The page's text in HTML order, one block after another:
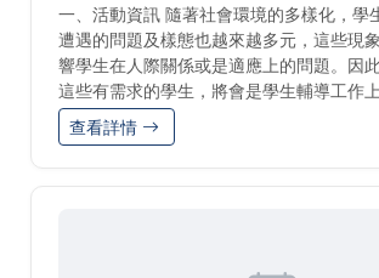
一、活動資訊 隨著社會環境的多樣化，學
遭遇的問題及樣態也越來越多元，這些現
響學生在人際關係或是適應上的問題。因
這些有需求的學生，將會是學生輔導工作
查看詳情